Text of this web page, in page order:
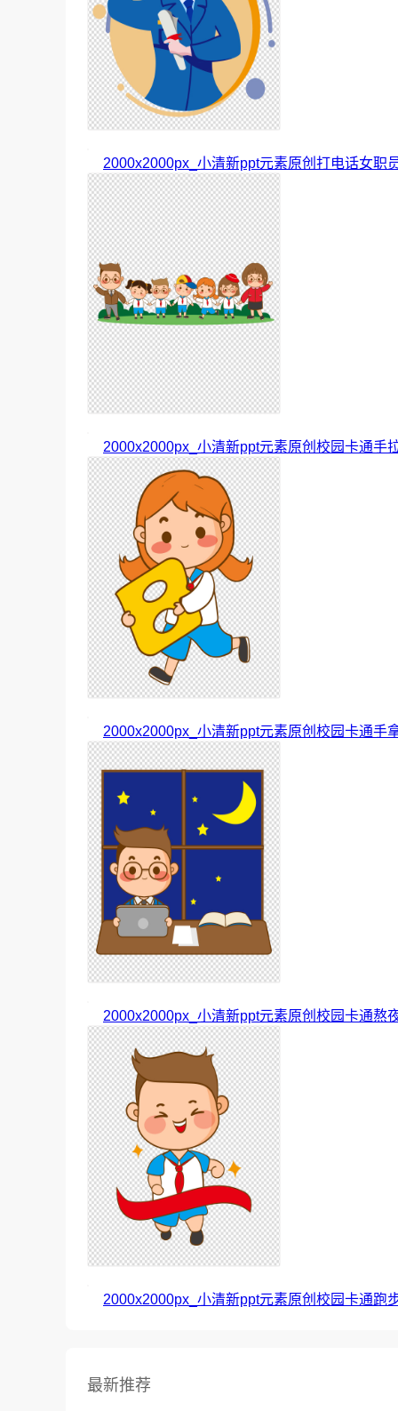
2000x2000px_小清新ppt元素原创打电话女职
2000x2000px_小清新ppt元素原创校园卡通手
2000x2000px_小清新ppt元素原创校园卡通手
2000x2000px_小清新ppt元素原创校园卡通熬
2000x2000px_小清新ppt元素原创校园卡通跑
最新推荐